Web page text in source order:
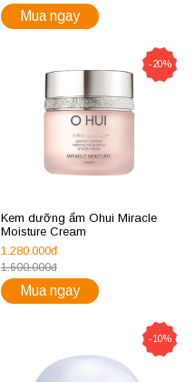
Mua ngay
-20%
Kem dưỡng ẩm Ohui Miracle
Moisture Cream
1.280.000đ
1.600.000đ
Mua ngay
-10%